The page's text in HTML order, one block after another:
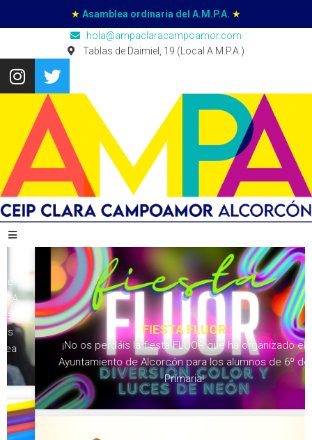
★ Asamblea ordinaria del A.M.P.A. ★
hola@ampaclaracampoamor.com
Tablas de Daimiel, 19 (Local A.M.P.A.)
FIESTA FLUOR
¡No os perdáis la fiesta FLUOR que ha organizado el
Ayuntamiento de Alcorcón para los alumnos de 6º de
Primaria!